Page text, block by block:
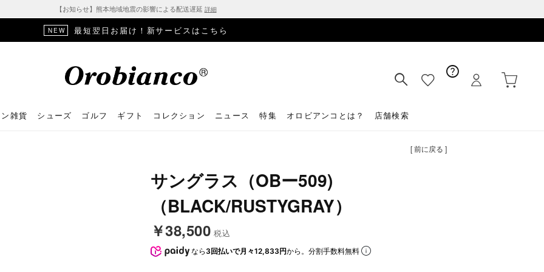
【お知らせ】熊本地域地震の影響による配送遅延 詳細
NEW 最短翌日お届け！新サービスはこちら
雑貨 シューズ ゴルフ ギフト コレクション ニュース 特集 オロビアンコとは？ 店舗検索
[ 前に戻る ]
サングラス（OBー509)
（BLACK/RUSTYGRAY）
￥38,500 税込
なら 3回払いで月々12,833円から。分割手数料無料